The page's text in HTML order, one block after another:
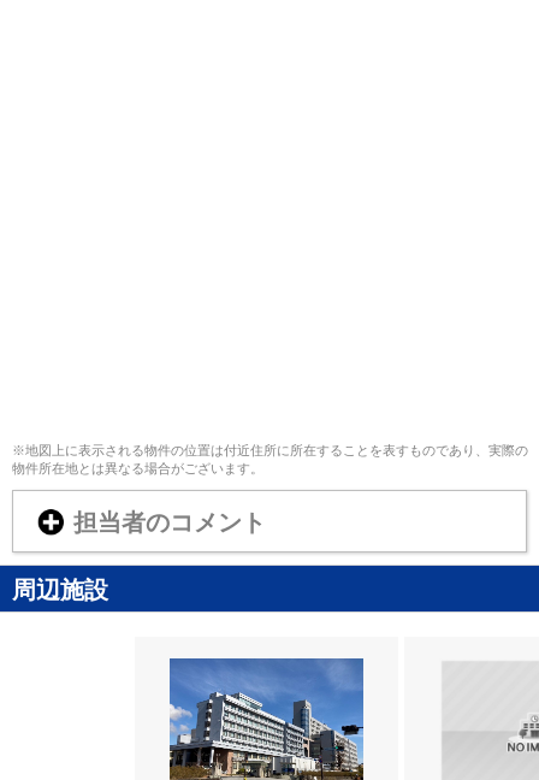
※地図上に表示される物件の位置は付近住所に所在することを表すものであり、実際の
物件所在地とは異なる場合がございます。
担当者のコメント
周辺施設